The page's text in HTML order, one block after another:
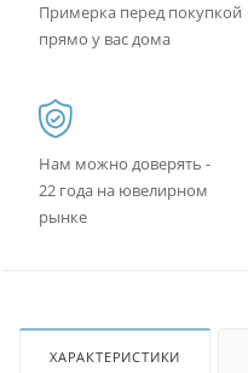
Примерка перед покупкой
прямо у вас дома
Нам можно доверять -
22 года на ювелирном
рынке
ХАРАКТЕРИСТИКИ